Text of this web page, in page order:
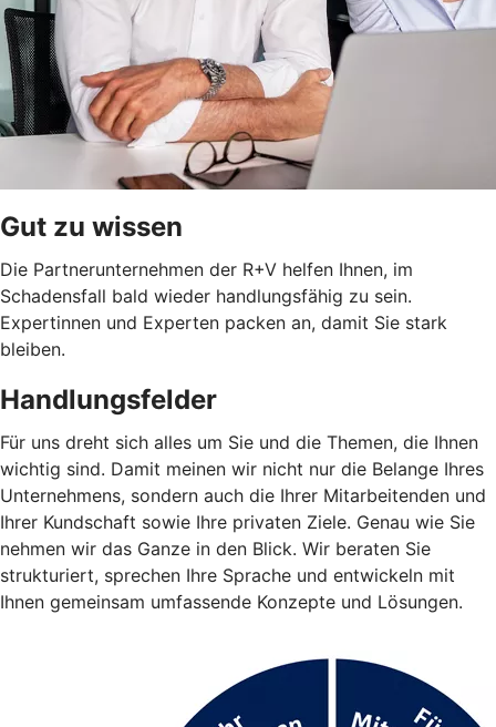
Gut zu wissen
Die Partnerunternehmen der R+V helfen Ihnen, im
Schadensfall bald wieder handlungsfähig zu sein.
Expertinnen und Experten packen an, damit Sie stark
bleiben.
Handlungsfelder
Für uns dreht sich alles um Sie und die Themen, die Ihnen
wichtig sind. Damit meinen wir nicht nur die Belange Ihres
Unternehmens, sondern auch die Ihrer Mitarbeitenden und
Ihrer Kundschaft sowie Ihre privaten Ziele. Genau wie Sie
nehmen wir das Ganze in den Blick. Wir beraten Sie
strukturiert, sprechen Ihre Sprache und entwickeln mit
Ihnen gemeinsam umfassende Konzepte und Lösungen.